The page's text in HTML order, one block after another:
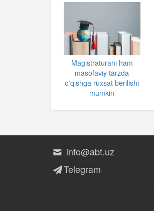
Magistraturani ham
masofaviy tarzda
oʻqishga ruxsat berilishi
mumkin
info@abt.uz
Telegram